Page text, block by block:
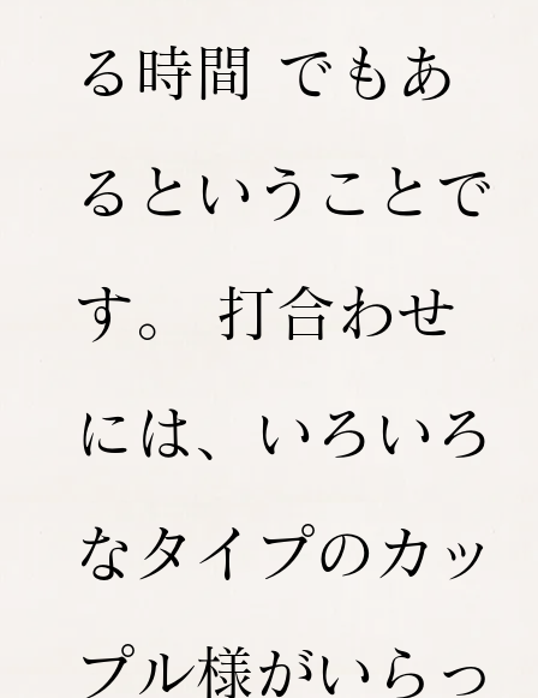
る時間 でもあ
るということで
す。 打合わせ
には、いろいろ
なタイプのカッ
プル様がいらっ